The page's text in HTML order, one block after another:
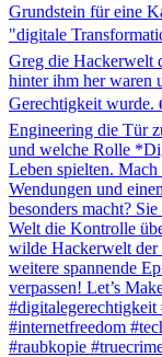
Grundstein für eine
"digitale
Greg die Hackerwelt
hinter ihm her waren
Gerechtigkeit wurde.
Engineering die Tür
und welche Rolle
Leben spielten.
Wendungen und
besonders macht?
Welt die Kontrolle
wilde Hackerwelt der
weitere spannende
verpassen! Let’s
#internetfreedom
#raubkopie